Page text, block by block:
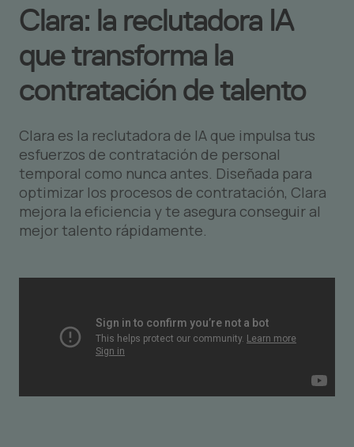
Clara: la reclutadora IA
que transforma la
contratación de talento
Clara es la reclutadora de IA que impulsa tus
esfuerzos de contratación de personal
temporal como nunca antes. Diseñada para
optimizar los procesos de contratación, Clara
mejora la eficiencia y te asegura conseguir al
mejor talento rápidamente.